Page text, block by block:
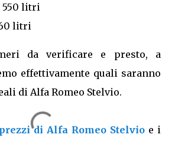
550 litri
litri
da verificare e presto, a
effettivamente quali saranno
di Alfa Romeo Stelvio.
prezzi di Alfa Romeo Stelvio e i